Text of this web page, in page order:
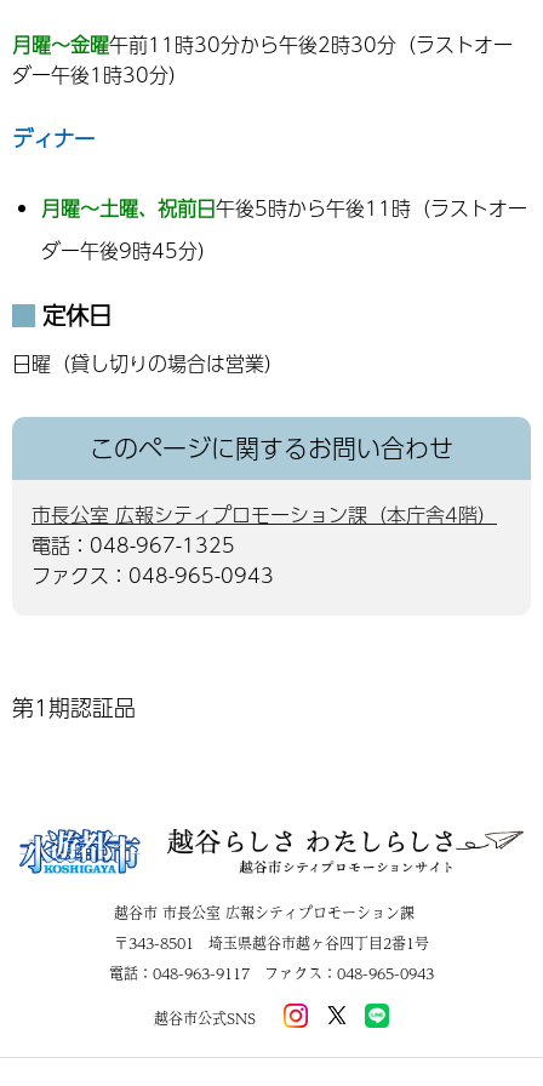
月曜～金曜午前11時30分から午後2時30分（ラストオー
ダー午後1時30分）
ディナー
月曜～土曜、祝前日午後5時から午後11時（ラストオー
ダー午後9時45分）
定休日
日曜（貸し切りの場合は営業）
このページに関するお問い合わせ
市長公室 広報シティプロモーション課（本庁舎4階）
電話：048-967-1325
ファクス：048-965-0943
第1期認証品
越谷市 市長公室 広報シティプロモーション課
〒343-8501 埼玉県越谷市越ヶ谷四丁目2番1号
電話：048-963-9117 ファクス：048-965-0943
越谷市公式SNS